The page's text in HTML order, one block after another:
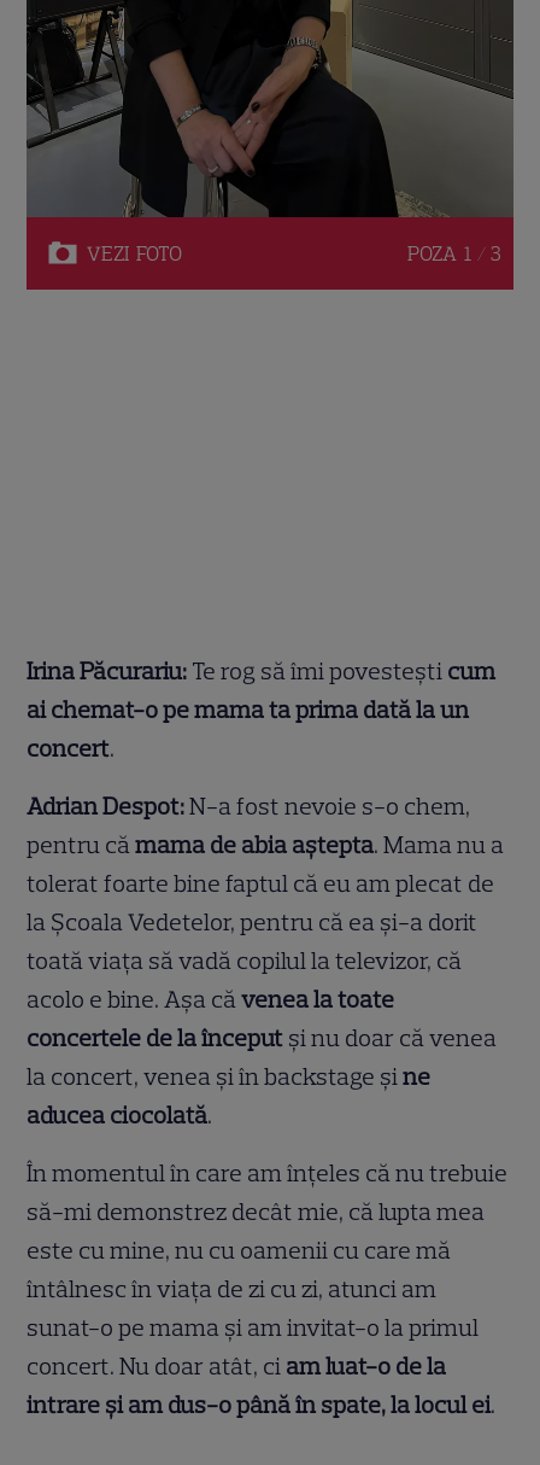
VEZI FOTO POZA 1 / 3
Irina Păcurariu: Te rog să îmi povestești cum
ai chemat-o pe mama ta prima dată la un
concert.
Adrian Despot:N-a fost nevoie s-o chem,
pentru cămama de abia aștepta. Mama nu a
tolerat foarte bine faptul că eu am plecat de
la Școala Vedetelor, pentru că ea și-a dorit
toată viața să vadă copilul la televizor, că
acolo e bine. Așa căvenea la toate
concertele de la început și nu doar că venea
la concert, venea și în backstage șine
aducea ciocolată.
În momentul în care am înțeles că nu trebuie
să-mi demonstrez decât mie, că lupta mea
este cu mine, nu cu oamenii cu care mă
întâlnesc în viața de zi cu zi, atunci am
sunat-o pe mama și am invitat-o la primul
concert. Nu doar atât, ci am luat-o de la
intrare și am dus-o până în spate, la locul ei.